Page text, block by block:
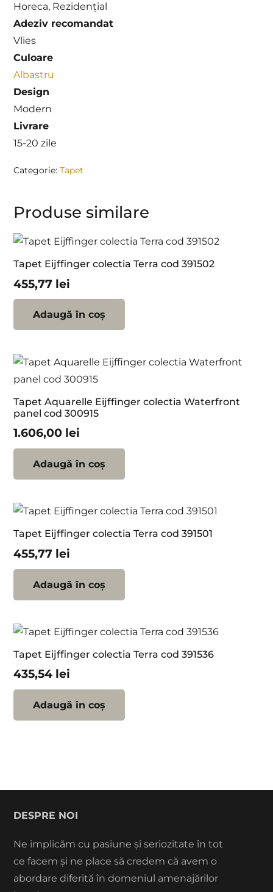
Horeca, Rezidențial
Adeziv recomandat
Vlies
Culoare
Albastru
Design
Modern
Livrare
15-20 zile
Categorie:Tapet
Produse similare
Tapet Eijffinger colectia Terra cod 391502
455,77 lei
Adaugă în coș
Tapet Aquarelle Eijffinger colectia Waterfront
panel cod 300915
1.606,00 lei
Adaugă în coș
Tapet Eijffinger colectia Terra cod 391501
455,77 lei
Adaugă în coș
Tapet Eijffinger colectia Terra cod 391536
435,54 lei
Adaugă în coș
DESPRE NOI
Ne implicăm cu pasiune și seriozitate în tot
ce facem și ne place să credem că avem o
abordare diferită în domeniul amenajărilor